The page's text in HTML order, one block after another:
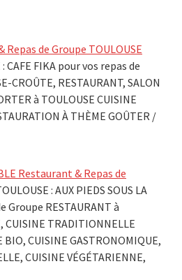
Repas de Groupe TOULOUSE
CAFE FIKA pour vos repas de
CROÛTE, RESTAURANT, SALON
à TOULOUSE CUISINE
À THÈME GOÛTER /
Restaurant & Repas de
: AUX PIEDS SOUS LA
Groupe RESTAURANT à
CUISINE TRADITIONNELLE
BIO, CUISINE GASTRONOMIQUE,
CUISINE VÉGÉTARIENNE,